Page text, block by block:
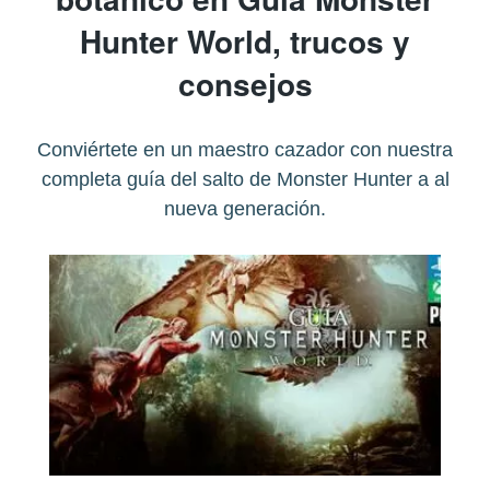
Hunter World, trucos y
consejos
Conviértete en un maestro cazador con nuestra
completa guía del salto de Monster Hunter a al
nueva generación.